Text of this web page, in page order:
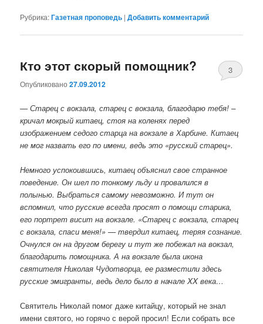
Рубрика:Газетная проповедь |Добавить комментарий
Кто этот скорый помощник?
Опубликовано27.09.2012
3
— Старец с вокзала, старец с вокзала, благодарю тебя! –
кричал мокрый китаец, стоя на коленях перед
изображением седого старца на вокзале в Харбине. Китаец
не мог назвать его по имени, ведь это «русский старец».
Немного успокоившись, китаец объяснил свое странное
поведение. Он шел по тонкому льду и провалился в
полынью. Выбраться самому невозможно. И тут он
вспомнил, что русские всегда просят о помощи старика,
его портрет висит на вокзале. «Старец с вокзала, старец
с вокзала, спаси меня!» — твердил китаец, теряя сознание.
Очнулся он на другом берегу и тут же побежал на вокзал,
благодарить помощника. А на вокзале была икона
святителя Николая Чудотворца, ее разместили здесь
русские эмигранты, ведь дело было в началеXX века…
Святитель Николай помог даже китайцу, который не знал
имени святого, но горячо с верой просил! Если собрать все